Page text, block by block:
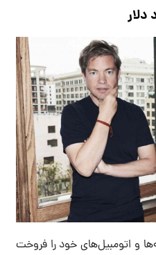
برگروئن خانه‌ها و اتومبیل‌های خود را فروخت